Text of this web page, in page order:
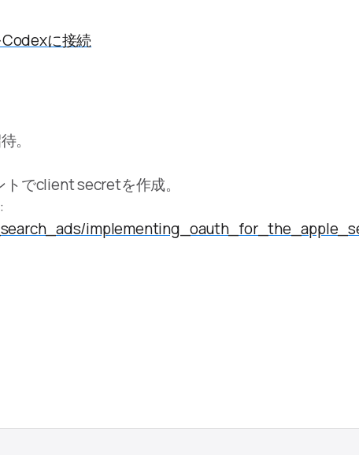
に接続
。
でclient secretを作成。